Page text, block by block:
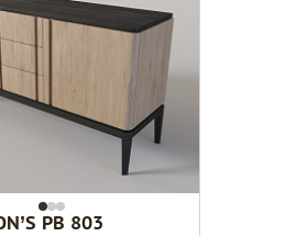
РВ 803